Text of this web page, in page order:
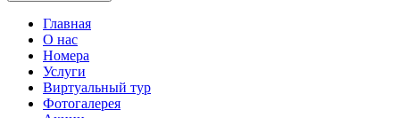
Главная
O нас
Номера
Услуги
Виртуальный тур
Фотогалерея